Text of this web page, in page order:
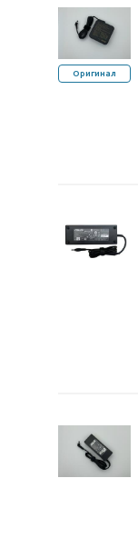
Оригинал